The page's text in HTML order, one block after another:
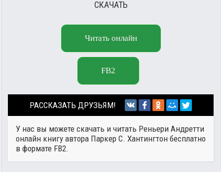
СКАЧАТЬ
Читать онлайн
FB2
РАССКАЗАТЬ ДРУЗЬЯМ!
У нас вы можете скачать и читать Реньери Андретти
онлайн книгу автора Паркер С. Хантингтон бесплатно
в формате FB2.